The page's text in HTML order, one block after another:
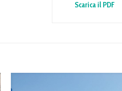
Scarica il PDF